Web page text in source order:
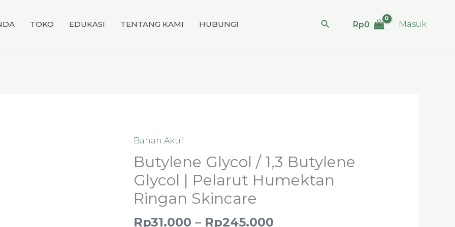
TOKO EDUKASI TENTANG KAMI HUBUNGI Cari Rp0 Masuk
Bahan Aktif
Butylene Glycol / 1,3 Butylene
Glycol | Pelarut Humektan
Ringan Skincare
Rp31.000 – Rp245.000
harga:
Rp31.000
hingga
Kuantitas
Butylene
/
1,3